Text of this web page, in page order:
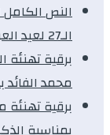
النص
الـ27 لعيد العرش المجيد
برقية
محمد الفائد
برقية
بمناسبة